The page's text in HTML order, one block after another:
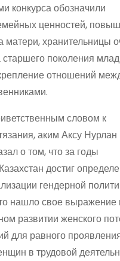
конкурса обозначили
ценностей,
матери, хранительницы
старшего поколения
отношений
словом к
аким Аксу Нурлан
о том, что за годы
достиг
гендерной
нашло свое выражение
развитии женского
для равного
в трудовой